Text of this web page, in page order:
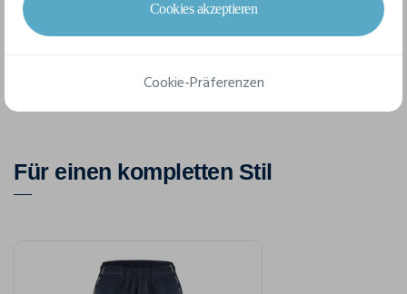
XS
Für einen kompletten Stil
Cookies akzeptieren
Cookie-Präferenzen